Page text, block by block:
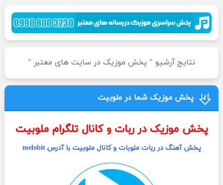
نتایج آرشیو " پخش موزیک در سایت های معتبر "
پخش موزیک شما در ملوبیت
پخش موزیک در ربات و کانال تلگرام ملوبیت
پخش آهنگ در ربات ملوبات و کانال ملوبیت با آدرس melobit